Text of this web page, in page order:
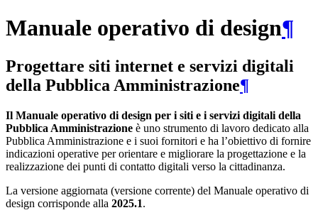
Manuale operativo di design¶
Progettare siti internet e servizi digitali
della Pubblica Amministrazione¶
Il Manuale operativo di design per i siti e i servizi digitali della
Pubblica Amministrazione è uno strumento di lavoro dedicato alla
Pubblica Amministrazione e i suoi fornitori e ha l’obiettivo di fornire
indicazioni operative per orientare e migliorare la progettazione e la
realizzazione dei punti di contatto digitali verso la cittadinanza.
La versione aggiornata (versione corrente) del Manuale operativo di
design corrisponde alla 2025.1.